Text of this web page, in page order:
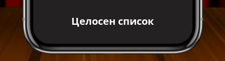
Целосен список